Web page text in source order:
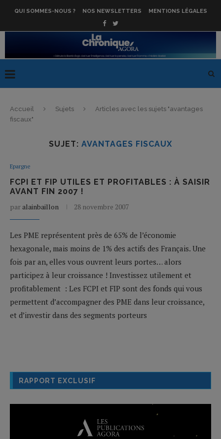
QUI SOMMES-NOUS ? NOS NEWSLETTERS MENTIONS LÉGALES
Accueil Sujets
Articles avec les sujets "avantages
fiscaux"
SUJET: AVANTAGES FISCAUX
Epargne
FCPI ET FIP UTILES ET PROFITABLES : À SAISIR
AVANT FIN 2007 !
par alainbaillon 28 novembre 2007
Les PME représentent près de 65% de l’économie
hexagonale, mais moins de 1% des actifs des Français. Une
fois par an, elles vous ouvrent leurs portes… alors
participez à leur croissance ! Investissez utilement et
profitablement : Les FCPI et FIP sont des fonds qui vous
permettent d’accompagner des PME dans leur croissance,
et d’investir dans des segments porteurs
RAPPORT EXCLUSIF